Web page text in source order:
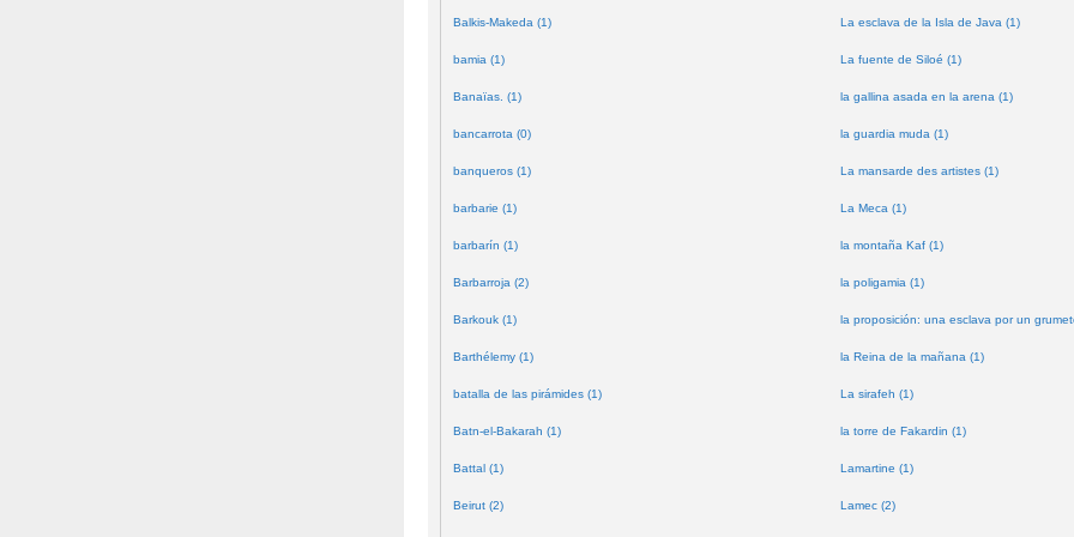
Balkis-Makeda (1)
bamia (1)
Banaïas. (1)
bancarrota (0)
banqueros (1)
barbarie (1)
barbarín (1)
Barbarroja (2)
Barkouk (1)
Barthélemy (1)
batalla de las pirámides (1)
Batn-el-Bakarah (1)
Battal (1)
Beirut (2)
La esclava de la Isla de Java (1)
La fuente de Siloé (1)
la gallina asada en la arena (1)
la guardia muda (1)
La mansarde des artistes (1)
La Meca (1)
la montaña Kaf (1)
la poligamia (1)
la proposición: una esclava por un
la Reina de la mañana (1)
La sirafeh (1)
la torre de Fakardin (1)
Lamartine (1)
Lamec (2)